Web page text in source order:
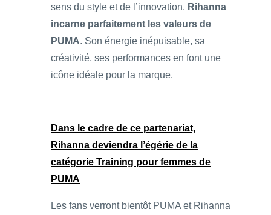
sens du style et de l’innovation. Rihanna
incarne parfaitement les valeurs de
PUMA. Son énergie inépuisable, sa
créativité, ses performances en font une
icône idéale pour la marque.
Dans le cadre de ce partenariat,
Rihanna deviendra l’égérie de la
catégorie Training pour femmes de
PUMA
Les fans verront bientôt PUMA et Rihanna